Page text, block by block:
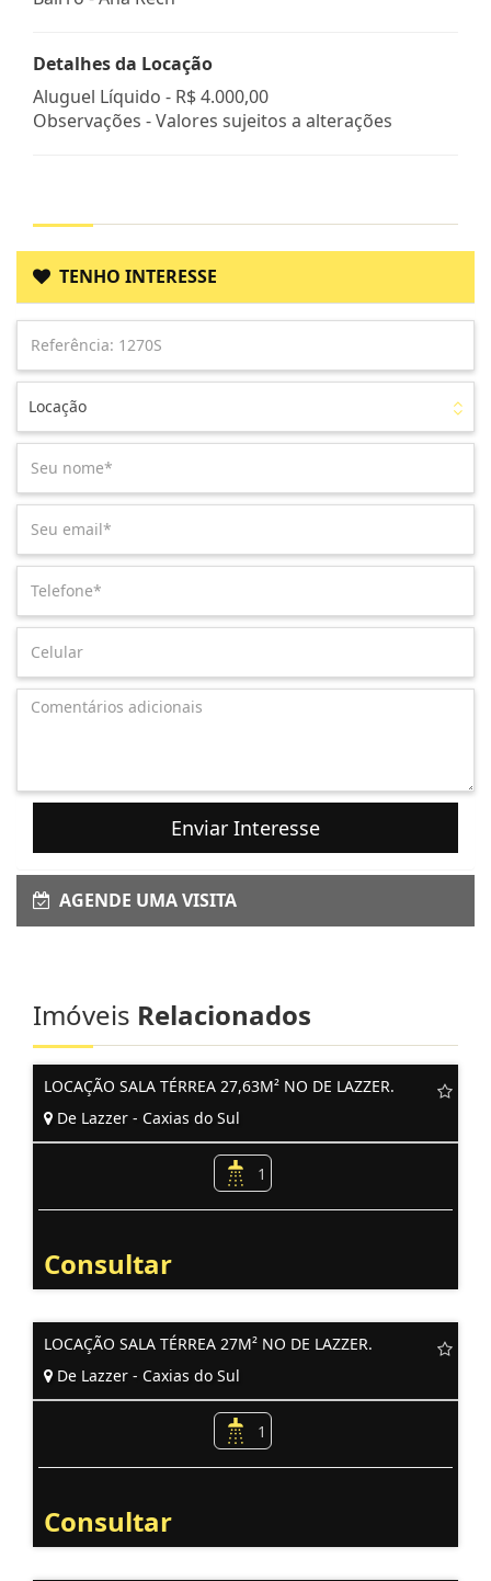
Detalhes da Locação
Aluguel Líquido - R$ 4.000,00
Observações - Valores sujeitos a alterações
TENHO INTERESSE
Locação
Enviar Interesse
AGENDE UMA VISITA
Imóveis Relacionados
LOCAÇÃO SALA TÉRREA 27,63M² NO DE LAZZER.
De Lazzer - Caxias do Sul
1
Consultar
LOCAÇÃO SALA TÉRREA 27M² NO DE LAZZER.
De Lazzer - Caxias do Sul
1
Consultar